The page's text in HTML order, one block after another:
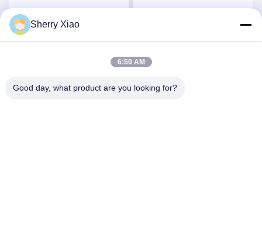
Sherry Xiao
6:50 AM
Good day, what product are you looking for?